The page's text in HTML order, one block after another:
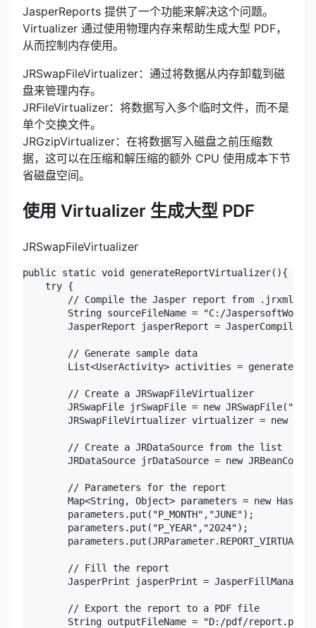
JasperReports 提供了一个功能来解决这个问题。
Virtualizer 通过使用物理内存来帮助生成大型 PDF，
从而控制内存使用。
JRSwapFileVirtualizer：通过将数据从内存卸载到磁
盘来管理内存。
JRFileVirtualizer：将数据写入多个临时文件，而不是
单个交换文件。
JRGzipVirtualizer：在将数据写入磁盘之前压缩数
据，这可以在压缩和解压缩的额外 CPU 使用成本下节
省磁盘空间。
使用 Virtualizer 生成大型 PDF
JRSwapFileVirtualizer
public static void generateReportVirtualizer(){
    try {
// Compile the Jasper report from .jrxml to
String sourceFileName = "C:/
JasperReport jasperReport =
        // Generate sample data
List<UserActivity> activities =
        // Create a JRSwapFileVirtualizer
JRSwapFile jrSwapFile = new
JRSwapFileVirtualizer virtualizer = new
        // Create a JRDataSource from the list
JRDataSource jrDataSource = new
        // Parameters for the report
Map<String, Object> parameters = new
        parameters.put("P_MONTH","JUNE");
        parameters.put("P_YEAR","2024");
        // Fill the report
JasperPrint jasperPrint =
        // Export the report to a PDF file
        String outputFileName = "D:/pdf/report.pdf";